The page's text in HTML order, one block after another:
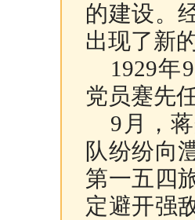
的建设。
出现了新
1929年9
党员蹇先
9月，蒋
队纷纷向
第一五四
定避开强